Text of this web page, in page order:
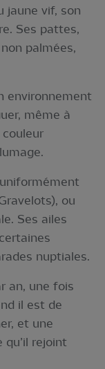
jaune vif, son
Ses pattes,
palmées,
environnement
même à
ou
Ses ailes
nuptiales.
an, une fois
il est de
et une
qu’il rejoint